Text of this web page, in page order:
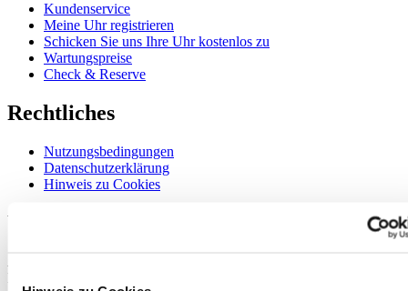
Kundenservice
Meine Uhr registrieren
Schicken Sie uns Ihre Uhr kostenlos zu
Wartungspreise
Check & Reserve
Rechtliches
Nutzungsbedingungen
Datenschutzerklärung
Hinweis zu Cookies
Willkommen im CERTINA Club
Information